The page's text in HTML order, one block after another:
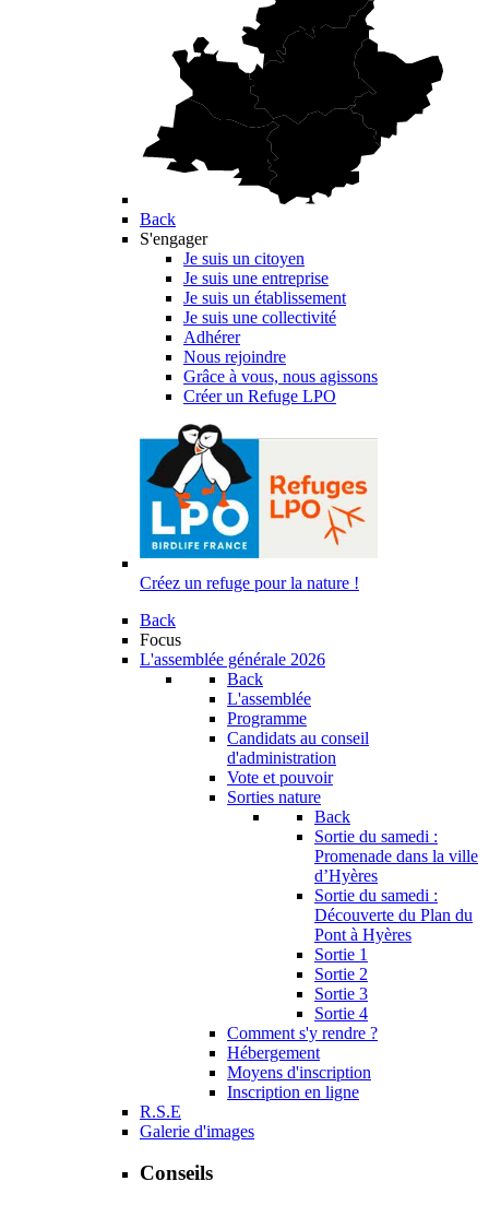
Back
S'engager
Je suis un citoyen
Je suis une entreprise
Je suis un établissement
Je suis une collectivité
Adhérer
Nous rejoindre
Grâce à vous, nous agissons
Créer un Refuge LPO
Créez un refuge pour la nature !
Back
Focus
L'assemblée générale 2026
Back
L'assemblée
Programme
Candidats au conseil
d'administration
Vote et pouvoir
Sorties nature
Back
Sortie du samedi :
Promenade dans la ville
d’Hyères
Sortie du samedi :
Découverte du Plan du
Pont à Hyères
Sortie 1
Sortie 2
Sortie 3
Sortie 4
Comment s'y rendre ?
Hébergement
Moyens d'inscription
Inscription en ligne
R.S.E
Galerie d'images
Conseils